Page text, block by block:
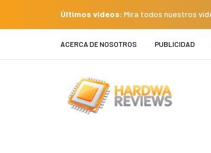
Últimos videos: Mira todos nuestros
ACERCA DE NOSOTROS PUBLICIDAD